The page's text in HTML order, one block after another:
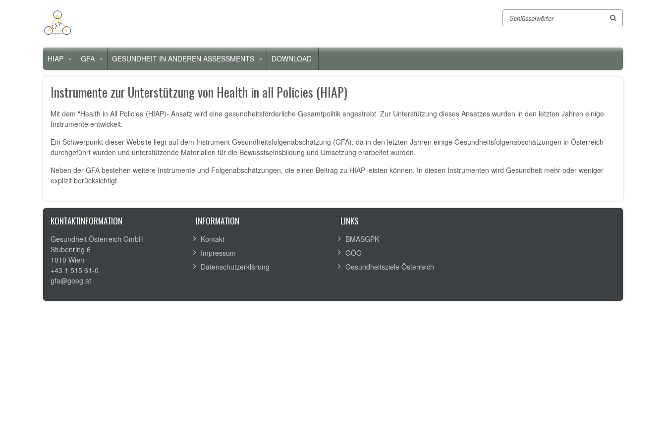
Suche
Hauptnavigation
HIAP
Untermenü
GFA
Untermenü
GESUNDHEIT IN ANDEREN ASSESSMENTS
Untermenü
in
Assessments“
DOWNLOAD
Instrumente zur Unterstützung von Health in all Policies (HIAP)
Mit dem "Health in All Policies"(HIAP)- Ansatz wird eine gesundheitsförderliche Gesamtpolitik angestrebt. Zur Unterstützung dieses Ansatzes wurden in den letzten Jahren einige
Instrumente entwickelt.
Ein Schwerpunkt dieser Website liegt auf dem Instrument Gesundheitsfolgenabschätzung (GFA), da in den letzten Jahren einige Gesundheitsfolgenabschätzungen in Österreich
durchgeführt wurden und unterstützende Materialien für die Bewusstseinsbildung und Umsetzung erarbeitet wurden.
Neben der GFA bestehen weitere Instrumente und Folgenabschätzungen, die einen Beitrag zu HIAP leisten können. In diesen Instrumenten wird Gesundheit mehr oder weniger
explizit berücksichtigt.
KONTAKTINFORMATION
Gesundheit Österreich GmbH
Stubenring 6
1010 Wien
+43 1 515 61-0
gfa@goeg.at
INFORMATION
Kontakt
Impressum
Datenschutzerklärung
LINKS
BMASGPK
GÖG
Gesundheitsziele Österreich